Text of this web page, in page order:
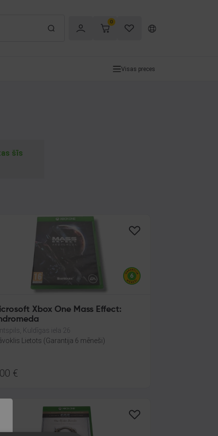
0
Visas preces
šīs
Xbox One Mass Effect:
Kuldīgas iela 26
Lietots (Garantija 6 mēneši)
€